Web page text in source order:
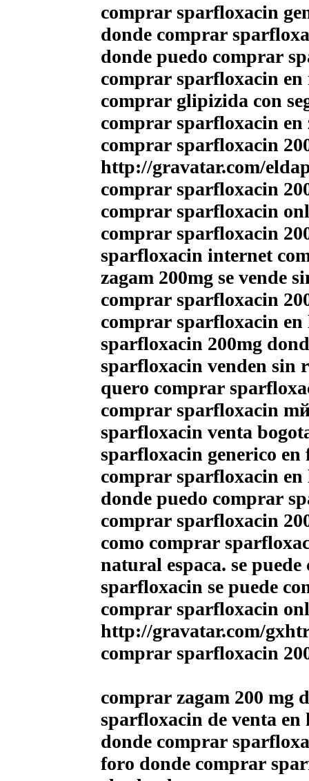
comprar sparfloxacin
donde comprar
donde puedo comprar
comprar sparfloxacin
comprar glipizida con
comprar sparfloxacin en
comprar sparfloxacin
http://gravatar.com/
comprar sparfloxacin
comprar sparfloxacin
comprar sparfloxacin
sparfloxacin internet
zagam 200mg se vende
comprar sparfloxacin
comprar sparfloxacin en
sparfloxacin 200mg
sparfloxacin venden sin
quero comprar
comprar sparfloxacin
sparfloxacin venta
sparfloxacin generico
comprar sparfloxacin
donde puedo comprar
comprar sparfloxacin
como comprar
natural espaсa. se
sparfloxacin se puede
comprar sparfloxacin
http://gravatar.com/
comprar sparfloxacin
comprar zagam 200 mg
sparfloxacin de venta en
donde comprar
foro donde comprar